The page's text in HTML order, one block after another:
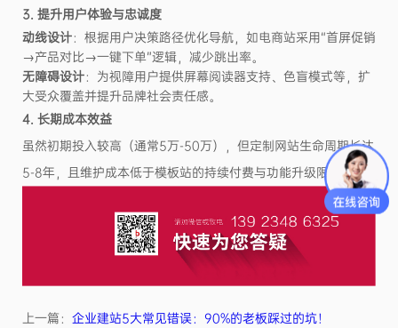
3. 提升用户体验与忠诚度
动线设计：根据用户决策路径优化导航，如电商站采用“首屏促销
→产品对比→一键下单”逻辑，减少跳出率。
无障碍设计：为视障用户提供屏幕阅读器支持、色盲模式等，扩
大受众覆盖并提升品牌社会责任感。
4. 长期成本效益
虽然初期投入较高（通常5万-50万），但定制网站生命周期长达
5-8年，且维护成本低于模板站的持续付费与功能升级限制。
上一篇： 企业建站5大常见错误：90%的老板踩过的坑！